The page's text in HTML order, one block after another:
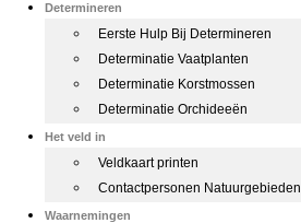
Determineren
Eerste Hulp Bij Determineren
Determinatie Vaatplanten
Determinatie Korstmossen
Determinatie Orchideeën
Het veld in
Veldkaart printen
Contactpersonen Natuurgebieden
Waarnemingen